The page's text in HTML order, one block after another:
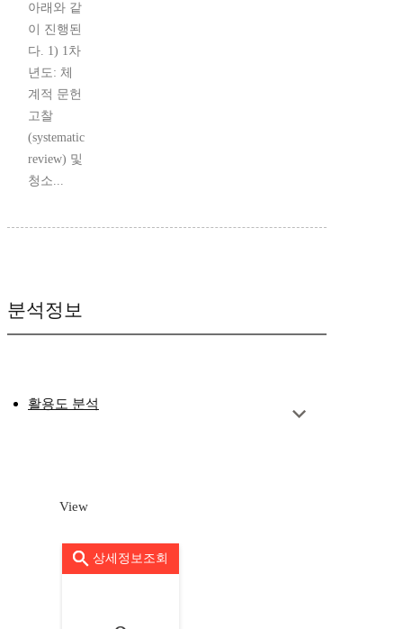
아래와 같
이 진행된
다. 1) 1차
년도: 체
계적 문헌
고찰
(systematic
review) 및
청소...
분석정보
활용도 분석
View
상세정보조회